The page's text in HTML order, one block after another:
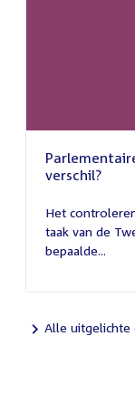
verschil?
juli
2026
Het
taak van de
bepaalde...
Alle uitgelichte